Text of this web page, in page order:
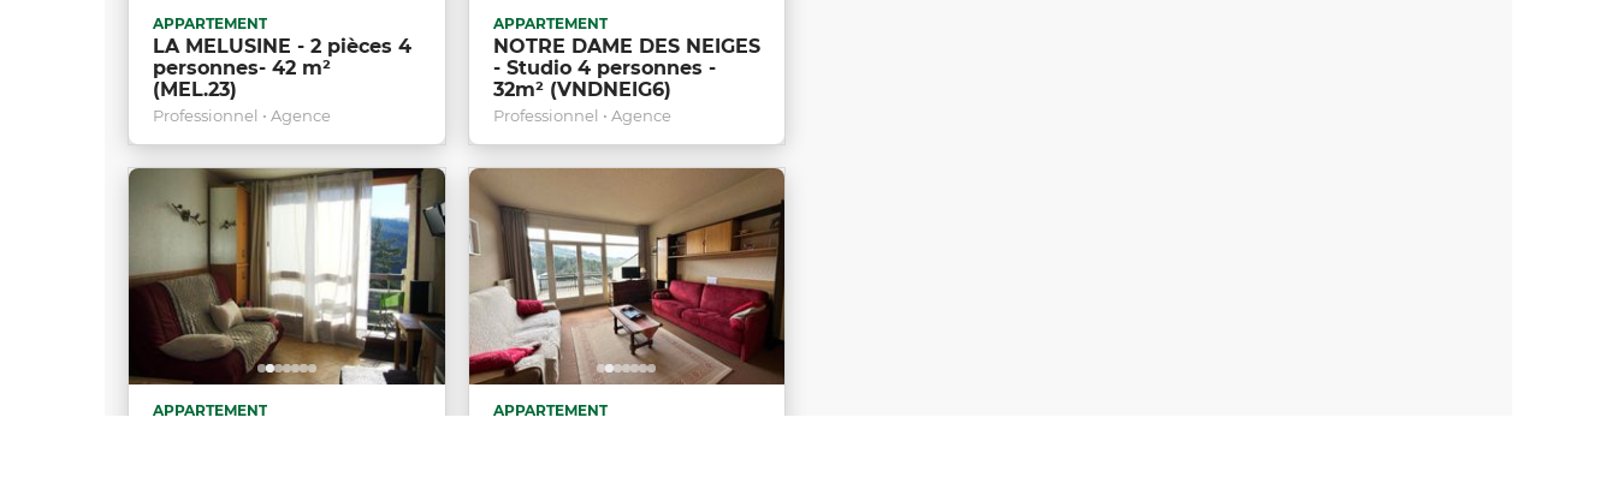
APPARTEMENT
LA MELUSINE - 2 pièces 4
personnes- 42 m²
(MEL.23)
Professionnel • Agence
APPARTEMENT
NOTRE DAME DES NEIGES
- Studio 4 personnes -
32m² (VNDNEIG6)
Professionnel • Agence
APPARTEMENT APPARTEMENT